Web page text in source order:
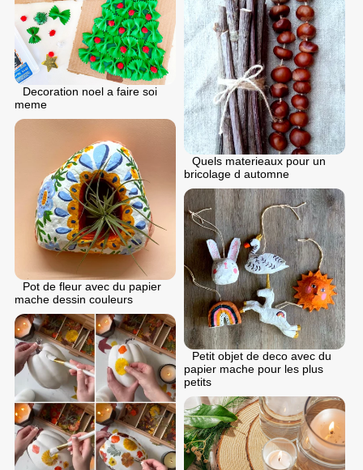
Decoration noel a faire soi
meme
Quels materieaux pour un
bricolage d automne
Pot de fleur avec du papier
mache dessin couleurs
Petit objet de deco avec du
papier mache pour les plus
petits